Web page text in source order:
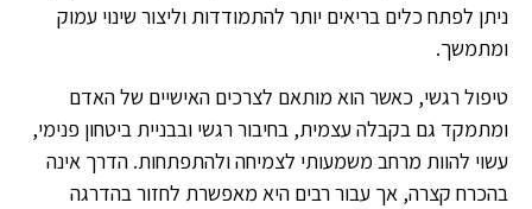
ניתן לפתח כלים בריאים יותר להתמודדות וליצור שינוי עמוק
ומתמשך.
טיפול רגשי, כאשר הוא מותאם לצרכים האישיים של האדם
ומתמקד גם בקבלה עצמית, בחיבור רגשי ובבניית ביטחון פנימי,
עשוי להוות מרחב משמעותי לצמיחה ולהתפתחות. הדרך אינה
בהכרח קצרה, אך עבור רבים היא מאפשרת לחזור בהדרגה